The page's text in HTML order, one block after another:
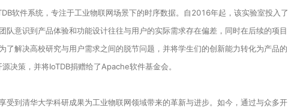
软件系统，专注于工业物联网场景下的时序数据。自2016年起，该实验室投入了
队意识到产品体验和功能设计往往与用户的实际需求存在偏差，同时在后续的项目
了解决高校研究与用户需求之间的脱节问题，并将学生们的创新能力转化为产品的
决策，并将IoTDB捐赠给了Apache软件基金会。
受到清华大学科研成果为工业物联网领域带来的革新与进步。如今，通过与众多开